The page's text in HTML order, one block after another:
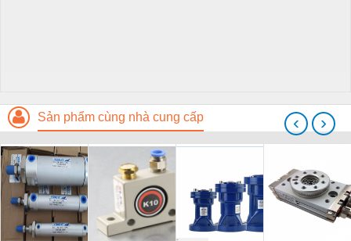
Sản phẩm cùng nhà cung cấp ‹ ›